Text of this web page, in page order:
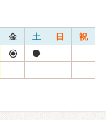
金 土 日 祝